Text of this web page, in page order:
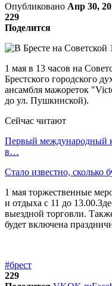
Опубликовано Апр 30,
229
Поделится
1 мая в 13 часов на
Брестского городского
ансамбля мажореток
до ул. Пушкинской).
Сейчас читают
Первый международный
в…
Стало известно, сколько
1 мая торжественные
и отдыха с 11 до
выездной торговли.
будет включена
#брест
229